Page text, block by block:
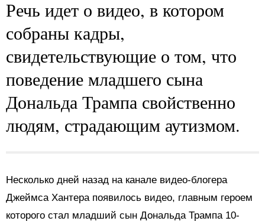
Речь идет о видео, в котором
собраны кадры,
свидетельствующие о том, что
поведение младшего сына
Дональда Трампа свойственно
людям, страдающим аутизмом.
Несколько дней назад на канале видео-блогера
Джеймса Хантера появилось видео, главным героем
которого стал младший сын Дональда Трампа 10-